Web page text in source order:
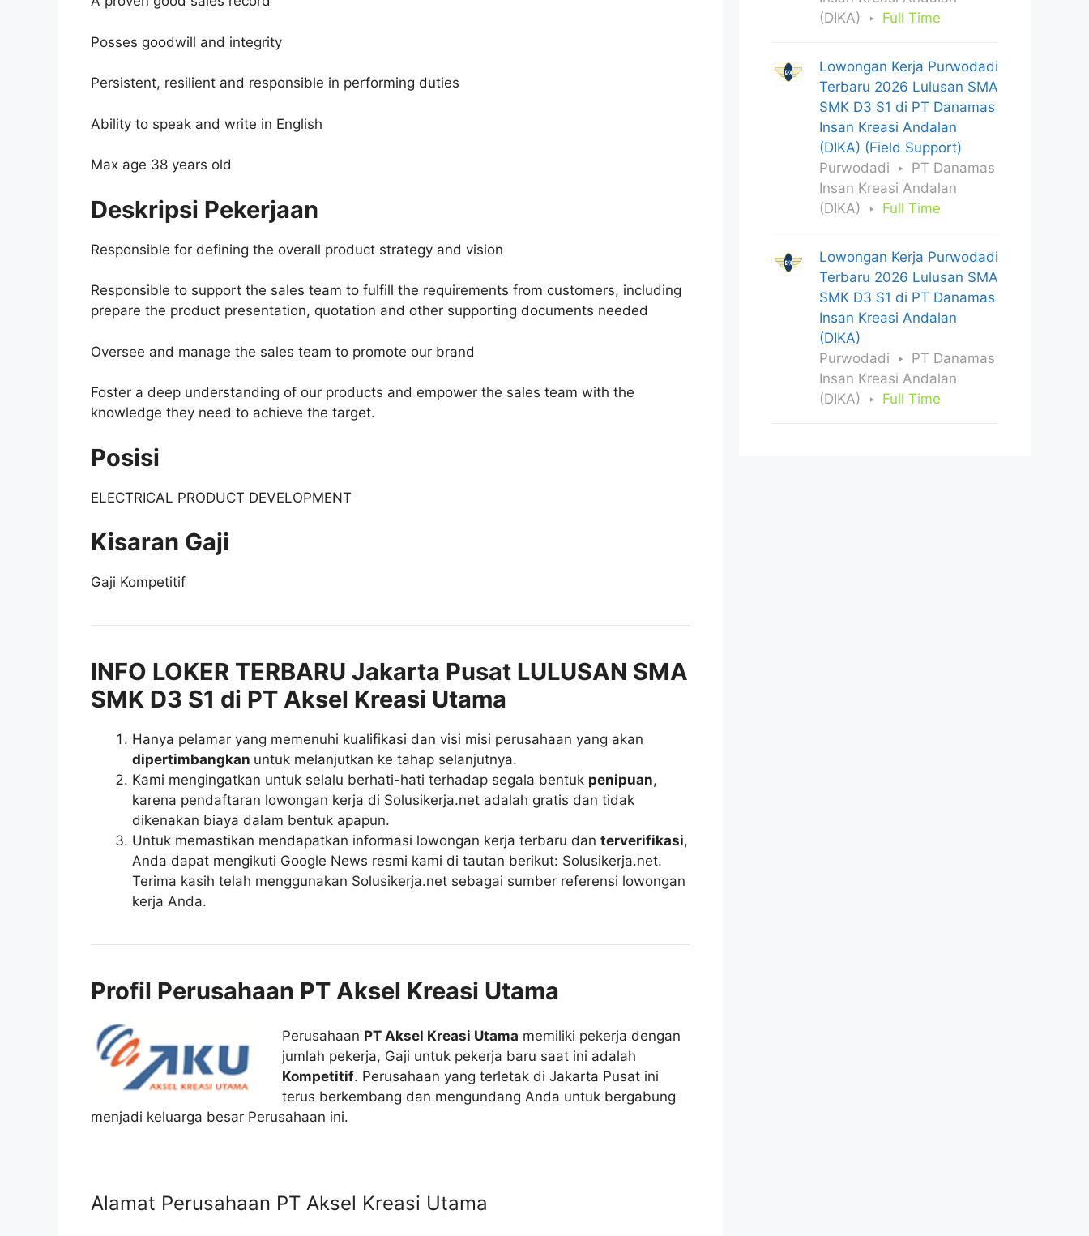
Posses goodwill and integrity
Persistent, resilient and responsible in performing duties
Ability to speak and write in English
Max age 38 years old
Deskripsi Pekerjaan
Responsible for defining the overall product strategy and vision
Responsible to support the sales team to fulfill the requirements from customers, including
prepare the product presentation, quotation and other supporting documents needed
Oversee and manage the sales team to promote our brand
Foster a deep understanding of our products and empower the sales team with the
knowledge they need to achieve the target.
Posisi
ELECTRICAL PRODUCT DEVELOPMENT
Kisaran Gaji
Gaji Kompetitif
INFO LOKER TERBARU Jakarta Pusat LULUSAN SMA
SMK D3 S1 di PT Aksel Kreasi Utama
Hanya pelamar yang memenuhi kualifikasi dan visi misi perusahaan yang akan
dipertimbangkan untuk melanjutkan ke tahap selanjutnya.
Kami mengingatkan untuk selalu berhati-hati terhadap segala bentuk penipuan,
karena pendaftaran lowongan kerja di Solusikerja.net adalah gratis dan tidak
dikenakan biaya dalam bentuk apapun.
Untuk memastikan mendapatkan informasi lowongan kerja terbaru dan terverifikasi,
Anda dapat mengikuti Google News resmi kami di tautan berikut: Solusikerja.net.
Terima kasih telah menggunakan Solusikerja.net sebagai sumber referensi lowongan
kerja Anda.
Profil Perusahaan PT Aksel Kreasi Utama
Perusahaan PT Aksel Kreasi Utama memiliki pekerja dengan
jumlah pekerja, Gaji untuk pekerja baru saat ini adalah
Kompetitif. Perusahaan yang terletak di Jakarta Pusat ini
terus berkembang dan mengundang Anda untuk bergabung
menjadi keluarga besar Perusahaan ini.
Alamat Perusahaan PT Aksel Kreasi Utama
(DIKA)
Full Time
Lowongan Kerja Purwodadi
Terbaru 2026 Lulusan SMA
SMK D3 S1 di PT Danamas
Insan Kreasi Andalan
(DIKA) (Field Support)
Purwodadi
PT Danamas
Insan Kreasi Andalan
(DIKA)
Full Time
Lowongan Kerja Purwodadi
Terbaru 2026 Lulusan SMA
SMK D3 S1 di PT Danamas
Insan Kreasi Andalan
(DIKA)
Purwodadi
PT Danamas
Insan Kreasi Andalan
(DIKA)
Full Time